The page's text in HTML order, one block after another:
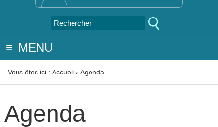
MENU
Vous êtes ici : Accueil› Agenda
Agenda